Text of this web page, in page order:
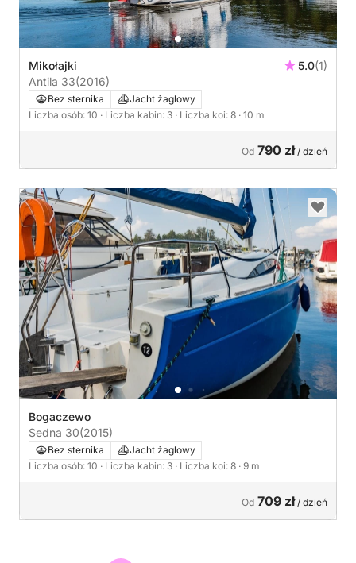
Mikołajki 5.0(1)
Antila 33(2016)
Bez sternika
Jacht żaglowy
Liczba osób: 10 · Liczba kabin: 3 · Liczba koi: 8 · 10 m
Od 790 zł/ dzień
Bogaczewo
Sedna 30(2015)
Bez sternika
Jacht żaglowy
Liczba osób: 10 · Liczba kabin: 3 · Liczba koi: 8 · 9 m
Od 709 zł/ dzień